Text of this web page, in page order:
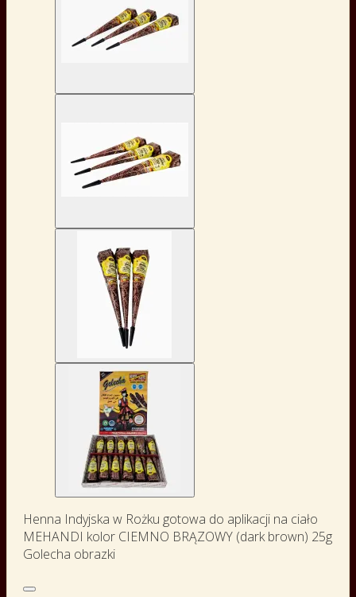
Henna Indyjska w Rożku gotowa do aplikacji na ciało
MEHANDI kolor CIEMNO BRĄZOWY (dark brown) 25g
Golecha obrazki